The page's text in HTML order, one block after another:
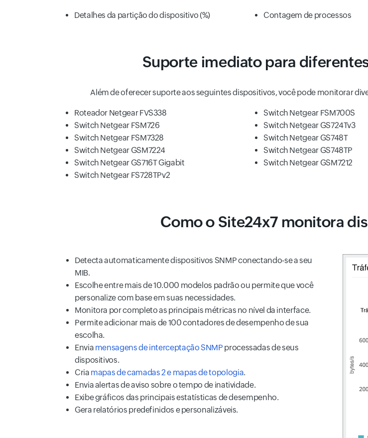
Detalhes da partição do dispositivo (%) Contagem de processos
Suporte imediato para
Além de oferecer suporte aos seguintes dispositivos, você pode monitorar
Roteador Netgear FVS338
Switch Netgear FSM726
Switch Netgear FSM7328
Switch Netgear GSM7224
Switch Netgear GS716T Gigabit
Switch Netgear FS728TPv2
Switch Netgear FSM700S
Switch Netgear GS724Tv3
Switch Netgear GS748T
Switch Netgear GS748TP
Switch Netgear GSM7212
Como o Site24x7 monitora
Detecta automaticamente dispositivos SNMP conectando-se a seu
MIB.
Escolhe entre mais de 10.000 modelos padrão ou permite que você
personalize com base em suas necessidades.
Monitora por completo as principais métricas no nível da interface.
Permite adicionar mais de 100 contadores de desempenho de sua
escolha.
Envia mensagens de interceptação SNMP processadas de seus
dispositivos.
Cria mapas de camadas 2 e mapas de topologia.
Envia alertas de aviso sobre o tempo de inatividade.
Exibe gráficos das principais estatísticas de desempenho.
Gera relatórios predefinidos e personalizáveis.